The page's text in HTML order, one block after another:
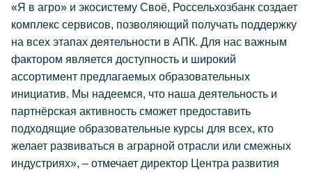
«Я в агро» и экосистему Своё, Россельхозбанк создает
комплекс сервисов, позволяющий получать поддержку
на всех этапах деятельности в АПК. Для нас важным
фактором является доступность и широкий
ассортимент предлагаемых образовательных
инициатив. Мы надеемся, что наша деятельность и
партнёрская активность сможет предоставить
подходящие образовательные курсы для всех, кто
желает развиваться в аграрной отрасли или смежных
индустриях», – отмечает директор Центра развития